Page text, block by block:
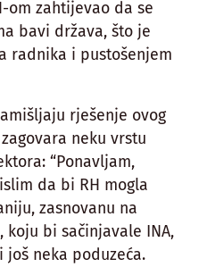
om zahtijevao da se
bavi država, što je
radnika i pustošenjem
rješenje ovog
neku vrstu
“Ponavljam,
da bi RH mogla
zasnovanu na
bi sačinjavale INA,
i još neka poduzeća.